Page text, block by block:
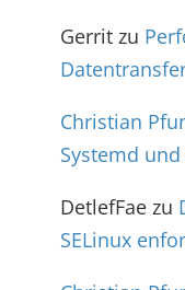
Gerrit zu
Christian
Systemd
DetlefFae zu
SELinux